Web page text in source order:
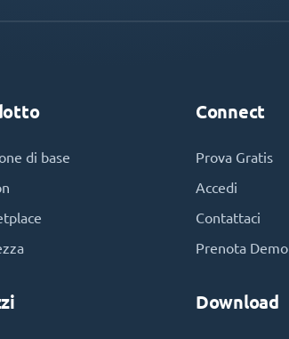
di base
Connect
Prova Gratis
Accedi
Contattaci
Prenota Demo
Download